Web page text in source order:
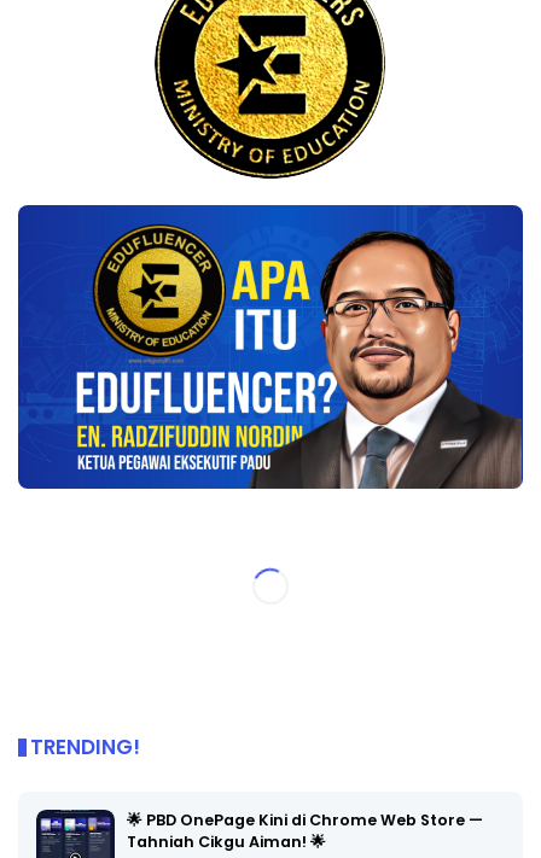
TRENDING!
🌟 PBD OnePage Kini di Chrome Web Store —
Tahniah Cikgu Aiman! 🌟